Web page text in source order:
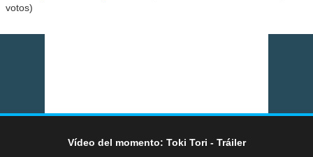
votos)
Vídeo del momento: Toki Tori - Tráiler